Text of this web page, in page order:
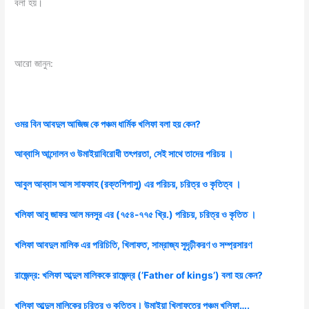
বলা হয়।
আরো জানুন:
ওমর বিন আবদুল আজিজ কে পঞ্চম ধার্মিক খলিফা বলা হয় কেন?
আব্বাসি আন্দোলন ও উমাইয়াবিরোধী তৎপরতা, সেই সাথে তাদের পরিচয় ।
আবুল আব্বাস আস সাফফাহ (রক্তপিপাসু) এর পরিচয়, চরিত্র ও কৃতিত্ব ।
খলিফা আবু জাফর আল মনসুর এর (৭৫৪-৭৭৫ খ্রি.) পরিচয়, চরিত্র ও কৃতিত ।
খলিফা আবদুল মালিক এর পরিচিতি, খিলাফত, সাম্রাজ্য সুদৃঢ়ীকরণ ও সম্প্রসারণ
রাজেন্দ্র: খলিফা আব্দুল মালিককে রাজেন্দ্র (’Father of kings’) বলা হয় কেন?
খলিফা আব্দুল মালিকের চরিত্র ও কৃতিত্ব। উমাইয়া খিলাফতের পঞ্চম খলিফা….